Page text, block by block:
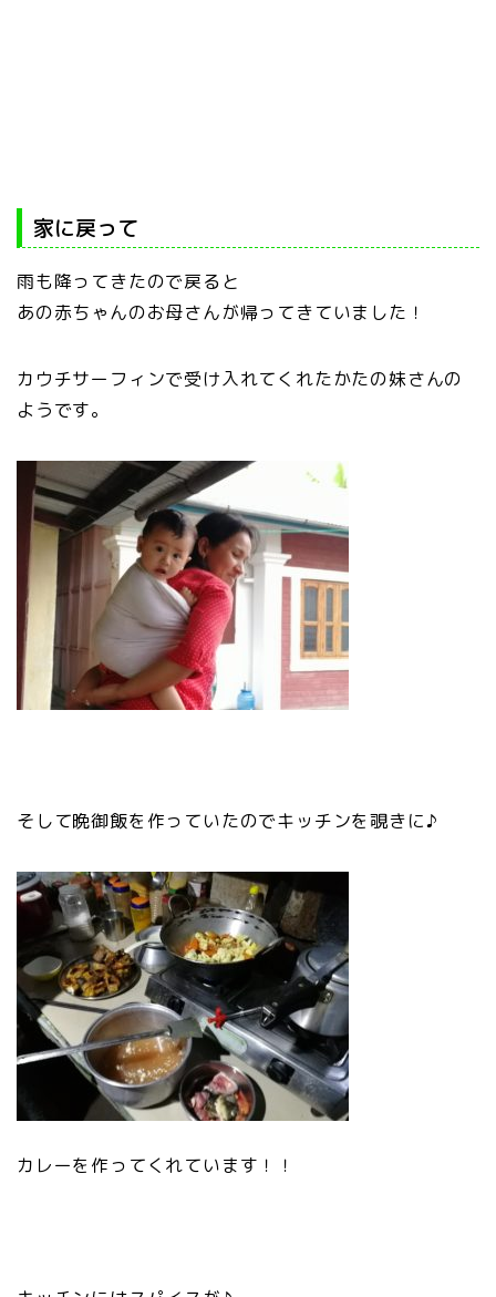
家に戻って
雨も降ってきたので戻ると
あの赤ちゃんのお母さんが帰ってきていました！
カウチサーフィンで受け入れてくれたかたの妹さんの
ようです。
そして晩御飯を作っていたのでキッチンを覗きに♪
カレーを作ってくれています！！